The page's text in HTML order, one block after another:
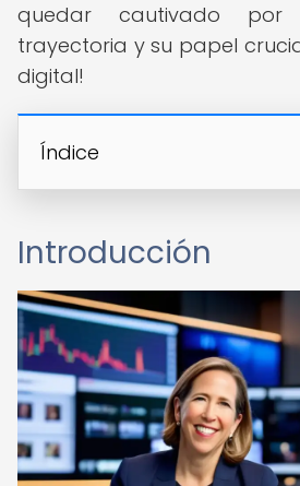
quedar cautivado por
trayectoria y su papel
digital!
Índice
Introducción